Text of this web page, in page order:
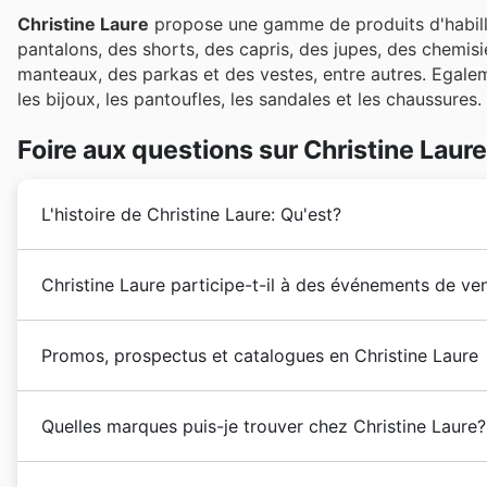
Christine Laure propose une gamme de produits
pantalons, des shorts, des capris, des jupes, des
manteaux, des parkas et des vestes, entre autres.
les bijoux, les pantoufles, les sandales et les chaussures.
Foire aux questions sur Christine Laure
L'histoire de Christine Laure: Qu'est?
fondateurs de l'entreprise ont inspiré le nom de la
la première boutique en région parisienne.
Christine Laure participe-t-il à des événements de
pour vous proposer desréductions exclusives sur
et prospectusdisponibles sur notre site, vous ne
pour les
soldes d'été ou les soldes d'hiver , la
Nouvel An , ou encore les ventes flash comme
les informations nécessaires. N'oubliez pas non plus
Promos, prospectus et catalogues en Christine Laure
produits en France dans ses plus de 150 magasins
également les trouver sur sa boutique en ligne.
Quelles marques puis-je trouver chez Christine Laure?